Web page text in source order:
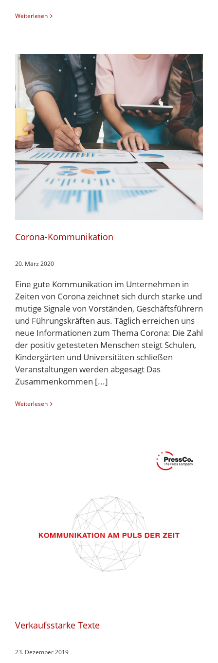
Weiterlesen
Corona-Kommunikation
20. März 2020
Eine gute Kommunikation im Unternehmen in
Zeiten von Corona zeichnet sich durch starke und
mutige Signale von Vorständen, Geschäftsführern
und Führungskräften aus. Täglich erreichen uns
neue Informationen zum Thema Corona: Die Zahl
der positiv getesteten Menschen steigt Schulen,
Kindergärten und Universitäten schließen
Veranstaltungen werden abgesagt Das
Zusammenkommen [...]
Weiterlesen
Verkaufsstarke Texte
23. Dezember 2019